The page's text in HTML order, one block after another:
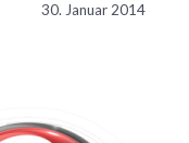
30. Januar 2014